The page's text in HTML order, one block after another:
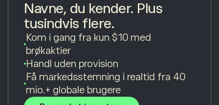
Navne, du kender. Plus
tusindvis flere.
Kom i gang fra kun $10 med
brøkaktier
Handl uden provision
Få markedsstemning i realtid fra 40
mio.+ globale brugere